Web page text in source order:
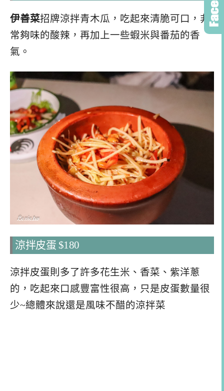
伊善菜招牌涼拌青木瓜，吃起來清脆可口，非
常夠味的酸辣，再加上一些蝦米與番茄的香
氣。
涼拌皮蛋 $180
涼拌皮蛋則多了許多花生米、香菜、紫洋蔥
的，吃起來口感豐富性很高，只是皮蛋數量很
少~總體來說還是風味不醋的涼拌菜